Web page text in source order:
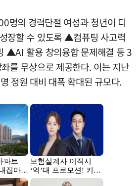
명의 경력단절 여성과 청년이 디
장할 수 있도록 ▲컴퓨팅 사고력
▲AI 활용 창의융합 문제해결 등 3
를 무상으로 제공한다. 이는 지난
정원 대비 대폭 확대된 규모다.